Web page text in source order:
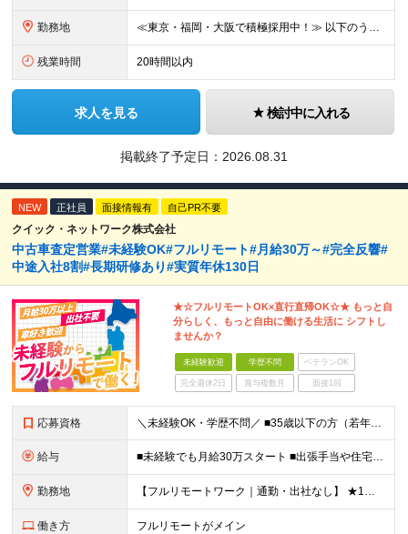
勤務地 ≪東京・福岡・大阪で積極採用中！≫ 以下のうち、希望に合わせて配属いたします。 【東京本社】 東京都港区芝1-9-3 芝マツラビル4F 【大阪支店】 大阪府大阪市西区西本町1丁目5番20号 サーミ
残業時間 20時間以内
求人を見る 検討中に入れる
掲載終了予定日： 2026.08.31
NEW 正社員 面接情報有 自己PR不要
クイック・ネットワーク株式会社
中古車査定営業#未経験OK#フルリモート#月給30万～#完全反響#
中途入社8割#長期研修あり#実質年休130日
★☆フルリモートOK×直行直帰OK☆★ もっと自
分らしく、もっと自由に働ける生活に シフトし
ませんか？
未経験歓迎 学歴不問 ベテランOK
完全週休2日 賞与複数月 面接1回
応募資格 ＼未経験OK・学歴不問／ ■35歳以下の方（若年層の長期キャリア形成のため） ■第二新卒OK ■普通自動車免許（AT）をお持ちの方 ▼▽こんな方はぜひご応募ください！▽▼ 「車の運転が好き！」 「地
給与 ■未経験でも月給30万スタート ■出張手当や住宅手当あり 【東京都・神奈川県】 月給35万円～60万円＋インセンティブ＋賞与＋諸手当 上記月給は、月42時間分の固定残業代（月8万3900円以上）を含
勤務地 【フルリモートワーク｜通勤・出社なし】 ★1人1台社用車貸与 ★転勤なし ★直帰直行OK 【本社】 兵庫県神戸市中央区明石町44 神戸御幸ビル4F ★☆積極採用中☆★ ◆北海道・東北：札幌／福島／
働き方 フルリモートがメイン